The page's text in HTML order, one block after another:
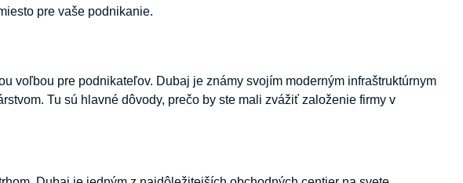
pre vaše podnikanie.
voľbou pre podnikateľov. Dubaj je známy svojím moderným infraštruktúrnym
Tu sú hlavné dôvody, prečo by ste mali zvážiť založenie firmy v